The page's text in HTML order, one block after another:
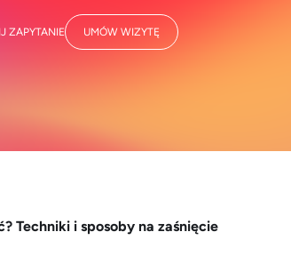
Techniki i sposoby na zaśnięcie
ZAPYTANIE UMÓW WIZYTĘ